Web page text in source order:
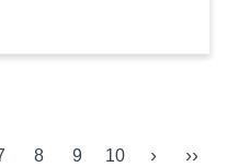
8 9 10 › ››